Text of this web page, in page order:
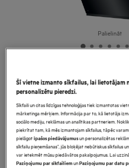
Palielināt
Vertikāla dizaina
7000.sērijas
Ražojuma informācijas lapa
Priekšrocības
Inovatīva tehnoloģija nodrošina minimālu
„SilenceTech“ samazina tvaika nosūcēja
„Breeze“ funkcija likvidē atlikušos
Šī vietne izmanto sīkfailus, lai lietotājam
personalizētu pieredzi.
Sīkfaili un citas līdzīgas tehnoloģijas tiek izmantotas
mārketinga mērķiem. Informācija par to, kā lietotājs
sociālo mediju, reklāmas un analītikas partneriem.
piekrītat tam, kā mēs izmantojam sīkfailus, tāpēc
pielāgotīpašos piedāvājumusun personalizētas
sīkfailu pieņemšanas”, jūs bloķējat nebūtiskus sīkfailus
var ietekmēt mūsu piedāvātos pakalpojumus. Lai
Paziņojumu par sīkfailiemunPaziņojumu par datu